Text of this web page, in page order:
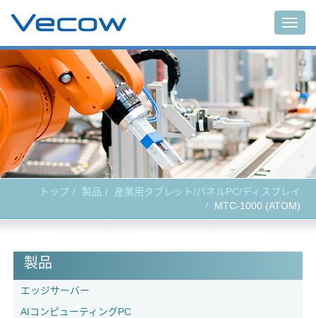
トップ 製品
産業用タブレット/パネルPC/ディスプレイ
MTC-1000 (ATOM)
製品
エッジサーバー
AIコンピューティングPC